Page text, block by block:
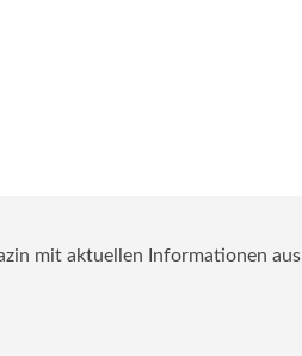
mit aktuellen Informationen